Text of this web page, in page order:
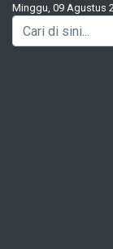
Minggu, 09 Agustus